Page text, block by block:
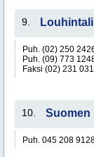
9.
Puh. (02) 250
Puh. (09) 773
Faksi (02) 231
10. Suomen
Puh. 045 208